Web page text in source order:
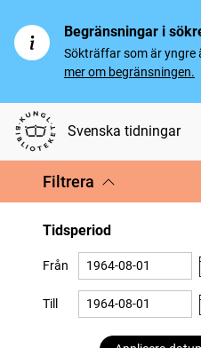
Begränsningar i
Sökträffar som är yngre
mer om begränsningen.
Svenska tidningar
Filtrera
Tidsperiod
Från
Till